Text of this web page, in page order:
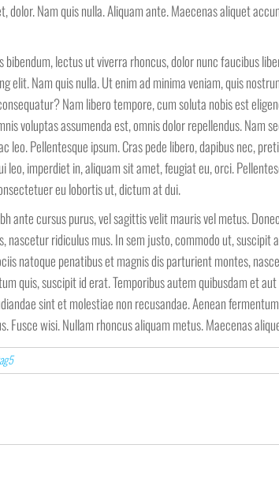
Nam quis nulla. Aliquam ante. Maecenas aliquet
bibendum, lectus ut viverra rhoncus, dolor nunc faucibus
elit. Nam quis nulla. Ut enim ad minima veniam, quis
Nam libero tempore, cum soluta nobis est
voluptas assumenda est, omnis dolor repellendus. Nam
Pellentesque ipsum. Cras pede libero, dapibus nec,
leo, imperdiet in, aliquam sit amet, feugiat eu, orci.
eu lobortis ut, dictum at dui.
ante cursus purus, vel sagittis velit mauris vel metus.
ridiculus mus. In sem justo, commodo ut, suscipit
natoque penatibus et magnis dis parturient montes,
quis, suscipit id erat. Temporibus autem quibusdam et
sint et molestiae non recusandae. Aenean
Fusce wisi. Nullam rhoncus aliquam metus. Maecenas